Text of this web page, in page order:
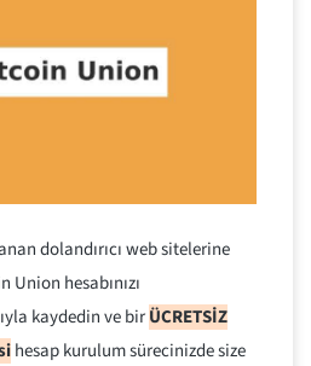
dolandırıcı web sitelerine
Union hesabınızı
kaydedin ve birÜCRETSİZ
hesap kurulum sürecinizde size